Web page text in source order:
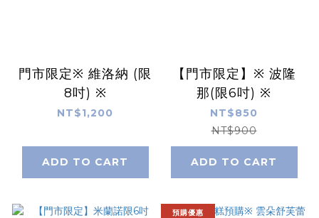
門市限定※ 維洛納 (限
8吋) ※
NT$1,200
ADD TO CART
【門市限定】※ 波隆
那(限6吋) ※
NT$850
NT$900
ADD TO CART
預購優惠